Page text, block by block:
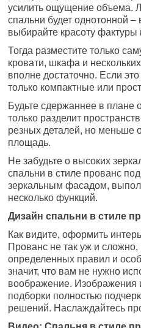
усилить ощущение объема.
спальни будет однотонной –
выбирайте красоту фактуры
Тогда разместите только
кровати, шкафа и
вполне достаточно. Если
только компактные или
Будьте сдержаннее в плане
только разделит
резных деталей, но меньше
площадь.
Не забудьте о высоких
спальни в стиле прованс
зеркальным фасадом,
несколько функций.
Дизайн спальни в стиле
Как видите, оформить
Прованс не так уж и сложно,
определенных правил и
значит, что вам не нужно
воображение. Изображения
подборки полностью
решений. Наслаждайтесь